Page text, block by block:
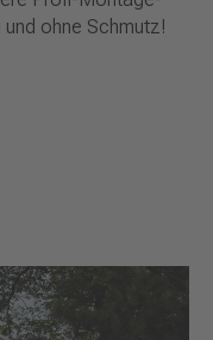
ohne Schmutz!